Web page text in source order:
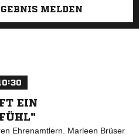
MELDEN
EIN
Ehrenamtlern. Marleen Brüser